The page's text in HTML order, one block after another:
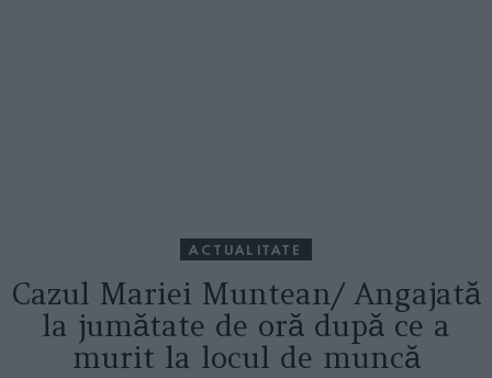
ACTUALITATE
Cazul Mariei Muntean/ Angajată
la jumătate de oră după ce a
murit la locul de muncă